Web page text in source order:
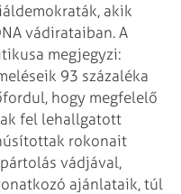
akik
vádirataiban. A
megjegyzi:
93 százaléka
hogy megfelelő
fel lehallgatott
rokonait
vádjával,
ajánlataik, túl